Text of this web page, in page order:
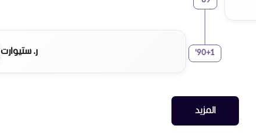
90+1
' ر. ستيوارت
المزيد